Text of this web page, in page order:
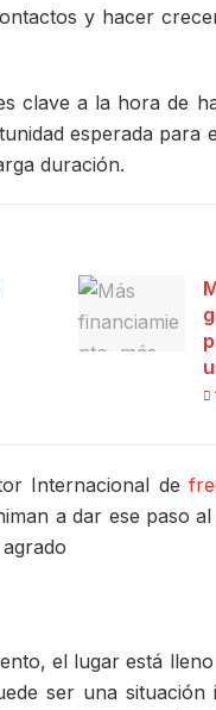
y hacer
clave a la hora de
esperada para
duración.
Internacional de
a dar ese paso
el lugar está
ser una